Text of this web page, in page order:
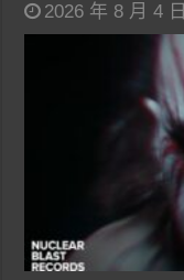
2026 年 8 月 4 日